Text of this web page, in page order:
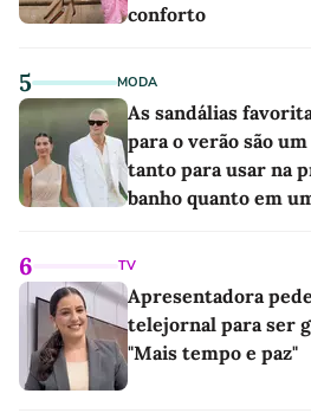
conforto
5 MODA
As sandálias
para o verão são
tanto para usar na
banho quanto em
6 TV
Apresentadora
telejornal para ser
"Mais tempo e paz"